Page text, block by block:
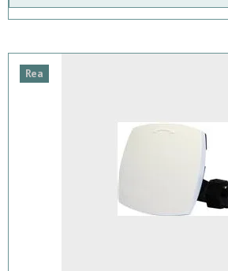
Rea